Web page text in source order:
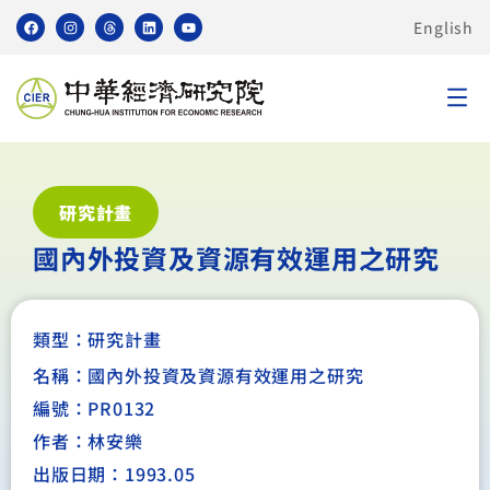
English
研究計畫
國內外投資及資源有效運用之研究
類型：研究計畫
名稱：國內外投資及資源有效運用之研究
編號：PR0132
作者：林安樂
出版日期：1993.05